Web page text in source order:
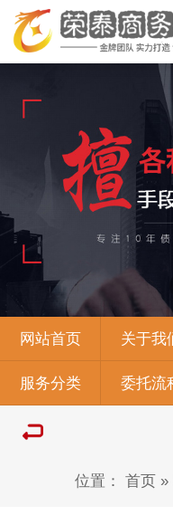
网站首页 关于我
服务分类 委托流
位置： 首页»